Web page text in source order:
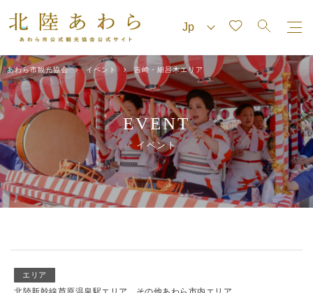
あわら市観光協会 イベント 吉崎・細呂木エリア
EVENT
イベント
エリア